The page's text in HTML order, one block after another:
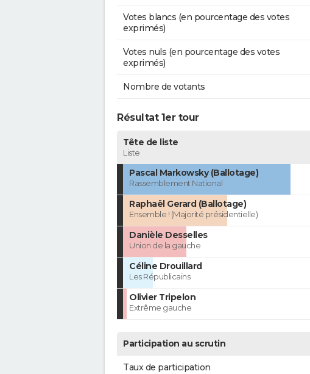
Votes blancs (en pourcentage des votes
exprimés)
Votes nuls (en pourcentage des votes
exprimés)
Nombre de votants
Résultat 1er tour
Tête de liste
Liste
Pascal Markowsky (Ballotage)
Rassemblement National
Raphaël Gerard (Ballotage)
Ensemble ! (Majorité présidentielle)
Danièle Desselles
Union de la gauche
Céline Drouillard
Les Républicains
Olivier Tripelon
Extrême gauche
Participation au scrutin
Taux de participation